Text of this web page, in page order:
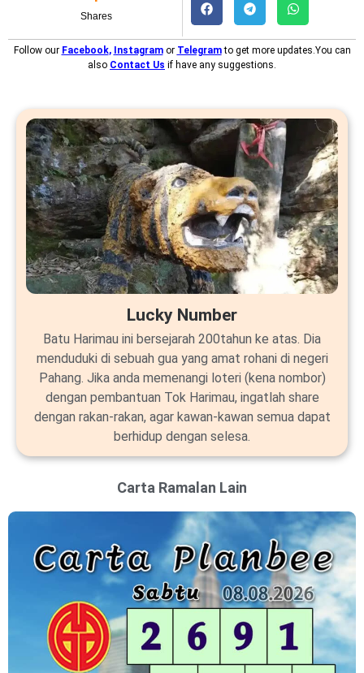
Shares
Follow our Facebook, Instagramor Telegramto get more updates.You can
also Contact Us if have any suggestions.
Lucky Number
Batu Harimau ini bersejarah 200tahun ke atas. Dia
menduduki di sebuah gua yang amat rohani di negeri
Pahang. Jika anda memenangi loteri (kena nombor)
dengan pembantuan Tok Harimau, ingatlah share
dengan rakan-rakan, agar kawan-kawan semua dapat
berhidup dengan selesa.
Carta Ramalan Lain